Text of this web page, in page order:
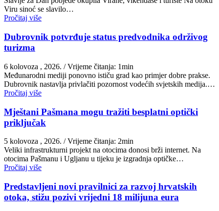
Viru sinoć se slavilo…
Pročitaj više
Dubrovnik potvrđuje status predvodnika održivog
turizma
6 kolovoza , 2026. / Vrijeme čitanja: 1min
Međunarodni mediji ponovno ističu grad kao primjer dobre prakse.
Dubrovnik nastavlja privlačiti pozornost vodećih svjetskih medija.…
Pročitaj više
Mještani Pašmana mogu tražiti besplatni optički
priključak
5 kolovoza , 2026. / Vrijeme čitanja: 2min
Veliki infrastrukturni projekt na otocima donosi brži internet. Na
otocima Pašmanu i Ugljanu u tijeku je izgradnja optičke…
Pročitaj više
Predstavljeni novi pravilnici za razvoj hrvatskih
otoka, stižu pozivi vrijedni 18 milijuna eura